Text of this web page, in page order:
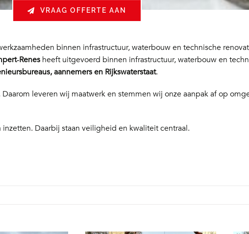
VRAAG OFFERTE AAN
binnen infrastructuur, waterbouw en technische
heeft uitgevoerd binnen infrastructuur, waterbouw en
aannemers en Rijkswaterstaat.
leveren wij maatwerk en stemmen wij onze aanpak af op
Daarbij staan veiligheid en kwaliteit centraal.